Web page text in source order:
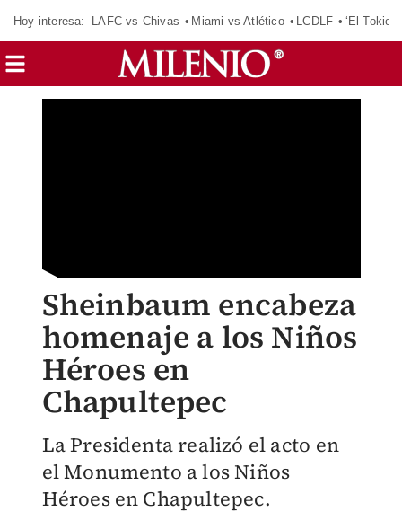
Hoy interesa: LAFC vs Chivas Miami vs Atlético LCDLF ‘El Tokio’
Sheinbaum encabeza
homenaje a los Niños
Héroes en
Chapultepec
La Presidenta realizó el acto en
el Monumento a los Niños
Héroes en Chapultepec.